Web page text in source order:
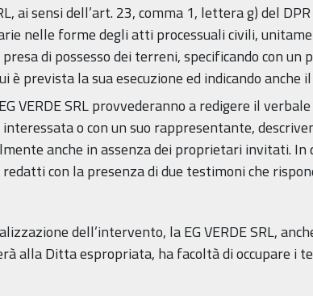
ai sensi dell’art. 23, comma 1, lettera g) del
nelle forme degli atti processuali civili,
di possesso dei terreni, specificando con un
è prevista la sua esecuzione ed indicando
VERDE SRL provvederanno a redigere il
o con un suo rappresentante,
anche in assenza dei proprietari invitati. In
con la presenza di due testimoni che
dell’intervento, la EG VERDE SRL,
alla Ditta espropriata, ha facoltà di occupare i